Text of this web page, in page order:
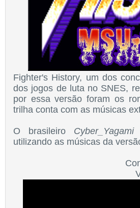
Fighter's History, um dos
dos jogos de luta no SNES,
por essa versão foram os
trilha conta com as músicas
O brasileiro Cyber_Yagami
utilizando as músicas da